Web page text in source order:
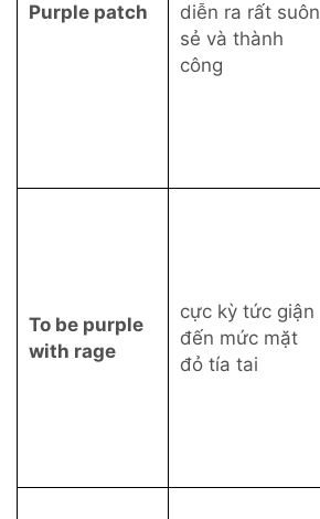
Purple patch
diễn ra rất suôn
sẻ và thành
công
To be purple
with rage
cực kỳ tức giận
đến mức mặt
đỏ tía tai